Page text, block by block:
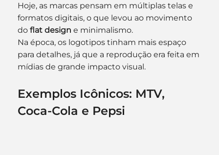
Hoje, as marcas pensam em múltiplas telas e
formatos digitais, o que levou ao movimento
do flat design e minimalismo.
Na época, os logotipos tinham mais espaço
para detalhes, já que a reprodução era feita em
mídias de grande impacto visual.
Exemplos Icônicos: MTV,
Coca-Cola e Pepsi